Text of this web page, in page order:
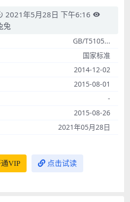
2021年5月28日 下午6:16
兔
GB/T5105...
国家标准
2014-12-02
2015-08-01
-
2015-08-26
2021年05月28日
VIP 点击试读